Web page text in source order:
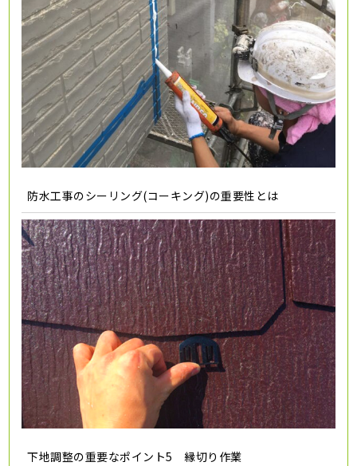
防水工事のシーリング(コーキング)の重要性とは
下地調整の重要なポイント5 縁切り作業